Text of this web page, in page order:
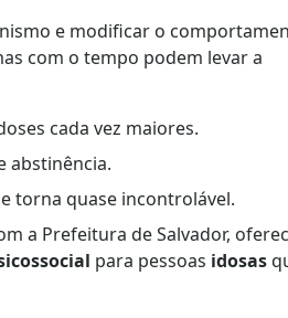
e modificar o
com o tempo podem levar a
cada vez maiores.
abstinência.
torna quase incontrolável.
a Prefeitura de Salvador,
para pessoas idosas